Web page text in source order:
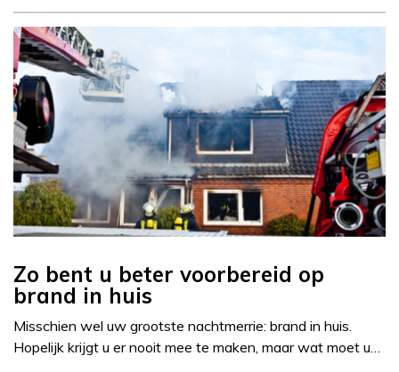
Zo bent u beter voorbereid op
brand in huis
Misschien wel uw grootste nachtmerrie: brand in huis.
Hopelijk krijgt u er nooit mee te maken, maar wat moet u…